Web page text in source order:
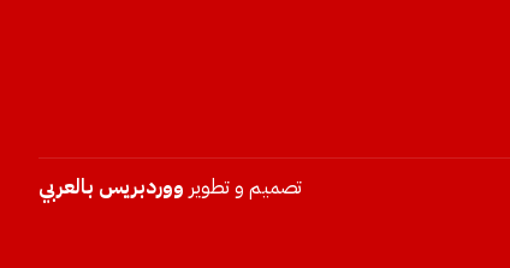
تصميم و تطوير ووردبريس بالعربي